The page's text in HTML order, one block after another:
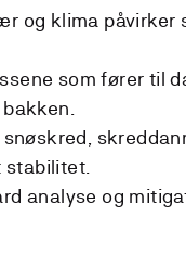
og klima
som fører til
stabilitet.
analyse og